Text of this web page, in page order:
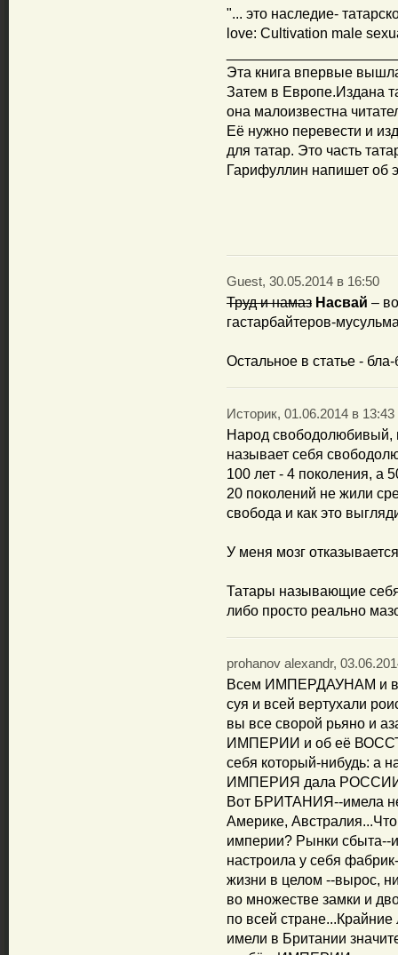
"... это наследие-
love: Cultivation male
Эта книга впервые
Затем в Европе.Издана
она малоизвестна
Её нужно перевести и
для татар. Это часть
Гарифуллин напишет об
Guest, 30.05.2014 в 16:50
Труд и намаз Насвай –
гастарбайтеров-
Остальное в статье - бла-
Историк, 01.06.2014 в 13:43
Народ свободолюбивый,
называет себя
100 лет - 4 поколения, а
20 поколений не жили
свобода и как это
У меня мозг
Татары называющие
либо просто реально
prohanov alexandr,
Всем ИМПЕРДАУНАМ и
суя и всей вертухали
вы все сворой рьяно и
ИМПЕРИИ и об её
себя который-нибудь: а
ИМПЕРИЯ дала
Вот БРИТАНИЯ--имела
Америке,
империи? Рынки
настроила у себя
жизни в целом --вырос,
во множестве замки и
по всей
имели в Британии